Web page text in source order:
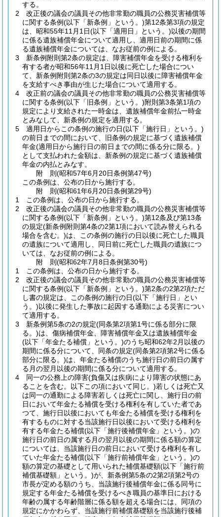
する。
2
改正後の議会の議員その他非常勤の職員の公務災害補償等
に関する条例(以下「新条例」という。)第12条第3項の規定
は、昭和55年11月1日(以下「適用日」という。)以後の期間
に係る遺族補償年金について適用し、適用日前の期間に係
る遺族補償年金については、なお従前の例による。
3
新条例附則第2条の規定は、障害補償年金を受ける権利を
有する者が昭和56年11月1日以後に死亡した場合につい
て、新条例附則第2条の3の規定は同日以後に障害補償年金
を支給すべき事由が生じた場合について適用する。
4
改正前の議会の議員その他非常勤の職員の公務災害補償等
に関する条例(以下「旧条例」という。)附則第3条第1項の
規定により支給された一時金は、遺族補償年金前払一時金
とみなして、新条例の規定を適用する。
5
適用日からこの条例の施行の日(以下「施行日」という。)
の前日までの間において、旧条例の規定に基づく遺族補償
年金(適用日から施行日の前日までの間に係る分に限る。)
として支払われた金額は、新条例の規定に基づく遺族補償
年金の内払とみなす。
附 則(昭和57年6月20日条例第47号)
この条例は、公布の日から施行する。
附 則(昭和61年6月20日条例第29号)
1
この条例は、公布の日から施行する。
2
改正後の議会の議員その他非常勤の職員の公務災害補償等
に関する条例(以下「新条例」という。)第12条及び第13条
の規定(新条例附則第4条の2第1項において読み替えられる
場合を含む。)は、この条例の施行の日以後に死亡した職員
の遺族について適用し、同日前に死亡した職員の遺族につ
いては、なお従前の例による。
附 則(昭和62年7月8日条例第30号)
1
この条例は、公布の日から施行する。
2
改正後の議会の議員その他非常勤の職員の公務災害補償等
に関する条例(以下「新条例」という。)第2条の2第2項ただ
し書の規定は、この条例の施行の日(以下「施行日」とい
う。)以後に発生した事故に起因する通勤による災害につい
て適用する。
3
新条例第5条の2の規定(同条第2項第1号に係る部分に限
る。)は、傷病補償年金、障害補償年金又は遺族補償年金
(以下「年金たる補償」という。)のうち昭和62年2月以後の
期間に係る分について、同条の規定(同条第2項第2号に係る
部分に限る。)は、年金たる補償のうち施行日の前日の属す
る月の翌月以後の期間に係る分について適用する。
4
同一の公務上の障害(負傷又は疾病により障害の状態にあ
ることを含む。以下この項において同じ。)若しくは死亡又
は同一の通勤による障害若しくは死亡に関し、施行日の前
日において年金たる補償を受ける権利を有していた者であ
つて、施行日以後においても年金たる補償を受ける権利を
有するものに対する当該施行日以後において受ける権利を
有する年金たる補償(以下「施行後補償年金」という。)の
施行日の前日の属する月の翌月以後の期間に係る額の算定
については、当該施行日の前日において受ける権利を有し
ていた年金たる補償(以下「施行前補償年金」という。)の
額の算定の基礎として用いられた補償基礎額(以下「施行前
補償基礎額」という。)が、新条例第5条の2第2項第2号の
市長が定める額のうち、当該施行後補償年金に係る同号に
規定する年金たる補償を受けるべき職員の基準日における
年齢の属する年齢階層に係る額を超える場合には、同項の
規定にかかわらず、当該施行前補償基礎額を当該施行後補